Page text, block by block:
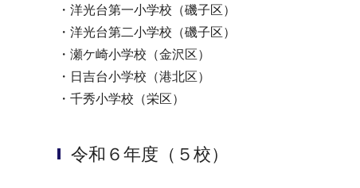
・洋光台第一小学校（磯子区）
・洋光台第二小学校（磯子区）
・瀬ケ崎小学校（金沢区）
・日吉台小学校（港北区）
・千秀小学校（栄区）
令和６年度（５校）